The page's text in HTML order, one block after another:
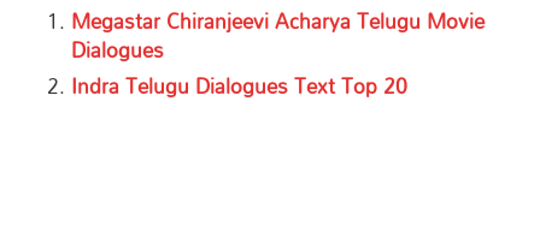
Megastar Chiranjeevi Acharya Telugu Movie
Dialogues
Indra Telugu Dialogues Text Top 20